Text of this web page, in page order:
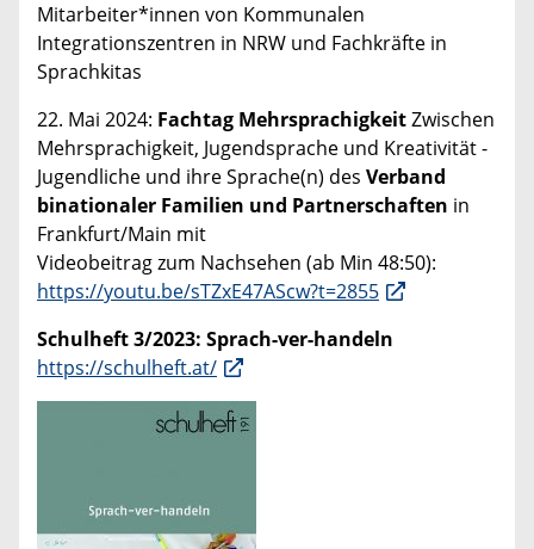
Mitarbeiter*innen von Kommunalen
Integrationszentren in NRW und Fachkräfte in
Sprachkitas
22. Mai 2024: Fachtag MehrsprachigkeitZwischen
Mehrsprachigkeit, Jugendsprache und Kreativität -
Jugendliche und ihre Sprache(n) des Verband
binationaler Familien und Partnerschaften in
Frankfurt/Main mit
Videobeitrag zum Nachsehen (ab Min 48:50):
https://youtu.be/sTZxE47AScw?t=2855
Schulheft 3/2023: Sprach-ver-handeln
https://schulheft.at/